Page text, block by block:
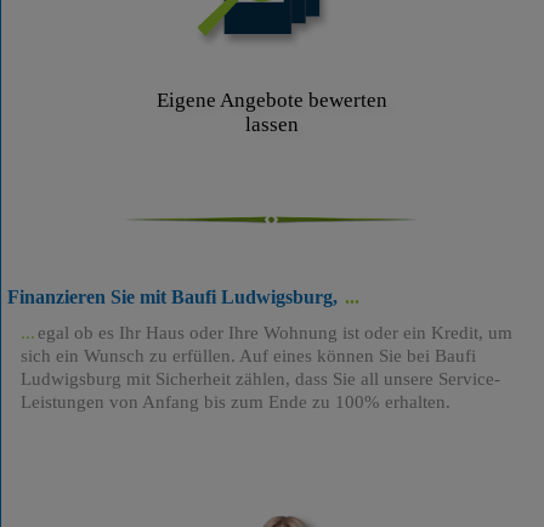
Eigene Angebote bewerten
lassen
Finanzieren Sie mit Baufi Ludwigsburg,
egal ob es Ihr Haus oder Ihre Wohnung ist oder ein Kredit, um
sich ein Wunsch zu erfüllen. Auf eines können Sie bei Baufi
Ludwigsburg mit Sicherheit zählen, dass Sie all unsere Service-
Leistungen von Anfang bis zum Ende zu 100% erhalten.